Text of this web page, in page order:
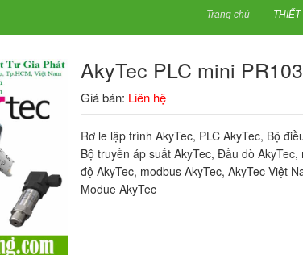
Trang chủ
AkyTec PLC mini PR103
Giá bán: Liên hệ
Rơ le lập trình AkyTec, PLC AkyTec, Bộ
Bộ truyền áp suất AkyTec, Đầu dò
độ AkyTec, modbus AkyTec, AkyTec Việt
Modue AkyTec